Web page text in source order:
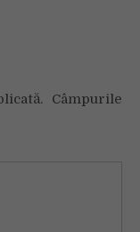
Câmpurile